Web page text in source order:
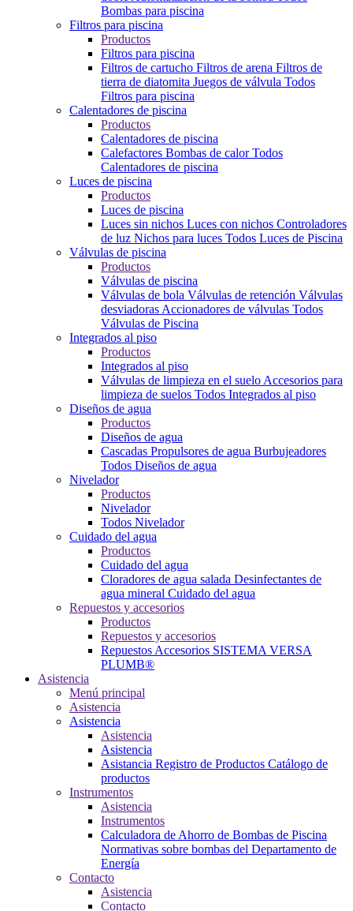
Bombas para piscina
Filtros para piscina
Productos
Filtros para piscina
Filtros de cartucho Filtros de arena Filtros de
tierra de diatomita Juegos de válvula Todos
Filtros para piscina
Calentadores de piscina
Productos
Calentadores de piscina
Calefactores Bombas de calorTodos
Calentadores de piscina
Luces de piscina
Productos
Luces de piscina
Luces sin nichos Luces con nichos Controladores
de luz Nichos para luces Todos Luces de Piscina
Válvulas de piscina
Productos
Válvulas de piscina
Válvulas de bola Válvulas de retención Válvulas
desviadoras Accionadores de válvulas Todos
Válvulas de Piscina
Integrados al piso
Productos
Integrados al piso
Válvulas de limpieza en el suelo Accesorios para
limpieza de suelos Todos Integrados al piso
Diseños de agua
Productos
Diseños de agua
Cascadas Propulsores de agua Burbujeadores
Todos Diseños de agua
Nivelador
Productos
Nivelador
Todos Nivelador
Cuidado del agua
Productos
Cuidado del agua
Cloradores de agua salada Desinfectantes de
agua mineral Cuidado del agua
Repuestos y accesorios
Productos
Repuestos y accesorios
Repuestos Accesorios SISTEMA VERSA
PLUMB®
Asistencia
Menú principal
Asistencia
Asistencia
Asistencia
Asistencia
Asistancia Registro de Productos Catálogo de
productos
Instrumentos
Asistencia
Instrumentos
Calculadora de Ahorro de Bombas de Piscina
Normativas sobre bombas del Departamento de
Energía
Contacto
Asistencia
Contacto